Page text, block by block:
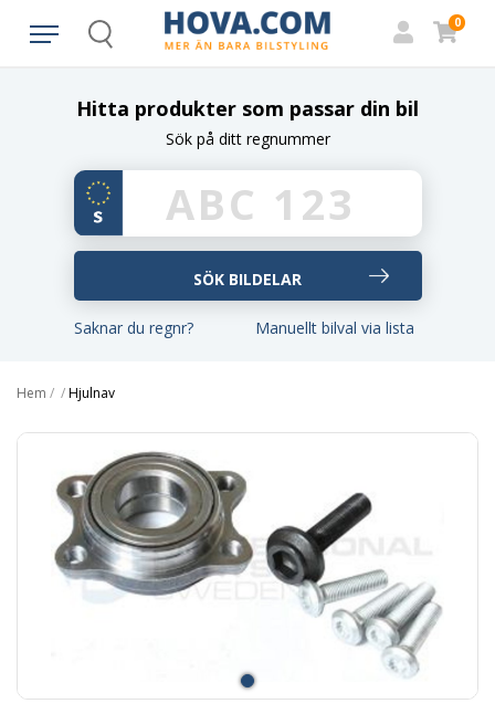
Search
0
Hitta produkter som passar din bil
Sök på ditt regnummer
Saknar du regnr? Manuellt bilval via lista
Hem / /Hjulnav